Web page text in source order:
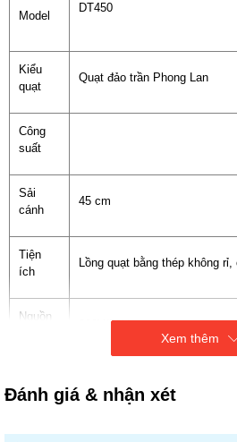
Model
DT450
Kiểu
quạt
Quạt đảo trần Phong Lan
Công
suất
Sải
cánh
45 cm
Tiện
ích
Lồng quạt bằng thép không
Nguồn
220V/50Hz
Xem thêm
Đánh giá & nhận xét